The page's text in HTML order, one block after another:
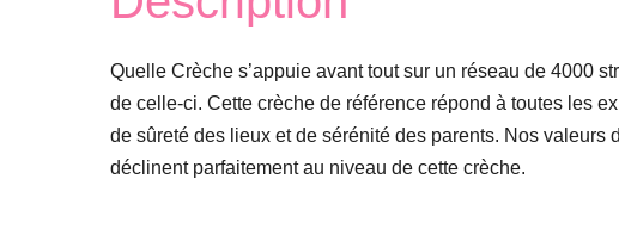
Quelle Crèche s’appuie avant tout sur un réseau de 4000
de celle-ci. Cette crèche de référence répond à toutes les
de sûreté des lieux et de sérénité des parents. Nos valeurs
déclinent parfaitement au niveau de cette crèche.